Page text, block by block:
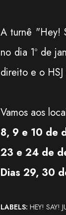
A turnê "Hey!
no dia 1º de
direito e o
Vamos aos
8, 9 e 10 de
23 e 24 de
Dias 29, 30
LABELS: HEY! SAY!